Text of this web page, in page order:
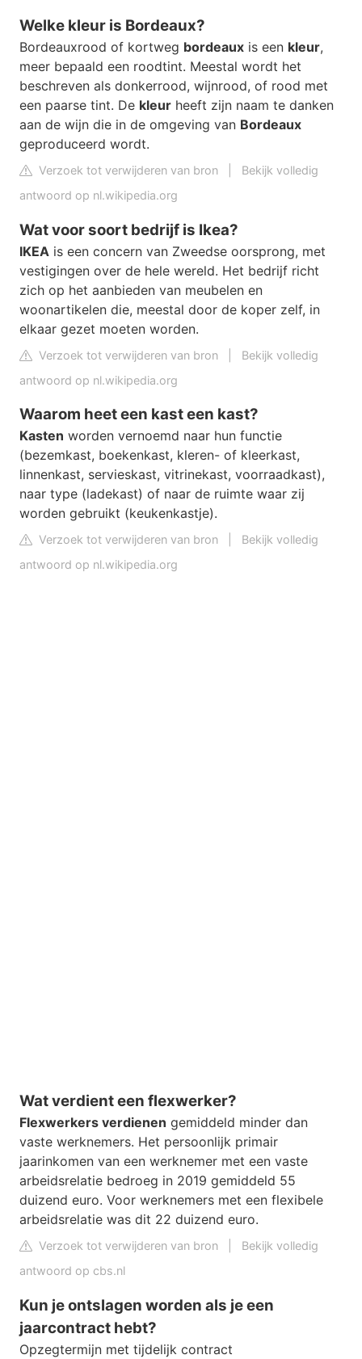
Welke kleur is Bordeaux?
Bordeauxrood of kortweg bordeaux is een kleur,
meer bepaald een roodtint. Meestal wordt het
beschreven als donkerrood, wijnrood, of rood met
een paarse tint. De kleur heeft zijn naam te danken
aan de wijn die in de omgeving van Bordeaux
geproduceerd wordt.
Verzoek tot verwijderen van bron
Bekijk volledig
antwoord op nl.wikipedia.org
Wat voor soort bedrijf is Ikea?
IKEA is een concern van Zweedse oorsprong, met
vestigingen over de hele wereld. Het bedrijf richt
zich op het aanbieden van meubelen en
woonartikelen die, meestal door de koper zelf, in
elkaar gezet moeten worden.
Verzoek tot verwijderen van bron
Bekijk volledig
antwoord op nl.wikipedia.org
Waarom heet een kast een kast?
Kasten worden vernoemd naar hun functie
(bezemkast, boekenkast, kleren- of kleerkast,
linnenkast, servieskast, vitrinekast, voorraadkast),
naar type (ladekast) of naar de ruimte waar zij
worden gebruikt (keukenkastje).
Verzoek tot verwijderen van bron
Bekijk volledig
antwoord op nl.wikipedia.org
Wat verdient een flexwerker?
Flexwerkers verdienen gemiddeld minder dan
vaste werknemers. Het persoonlijk primair
jaarinkomen van een werknemer met een vaste
arbeidsrelatie bedroeg in 2019 gemiddeld 55
duizend euro. Voor werknemers met een flexibele
arbeidsrelatie was dit 22 duizend euro.
Verzoek tot verwijderen van bron
Bekijk volledig
antwoord op cbs.nl
Kun je ontslagen worden als je een
jaarcontract hebt?
Opzegtermijn met tijdelijk contract